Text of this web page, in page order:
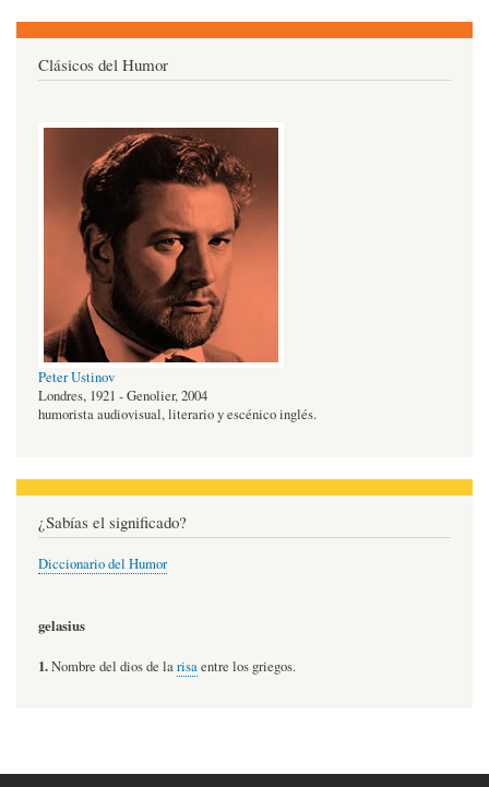
Clásicos del Humor
Peter Ustinov
Londres, 1921 - Genolier, 2004
humorista audiovisual, literario y escénico inglés.
¿Sabías el significado?
Diccionario del Humor
gelasius
1.Nombre del dios de larisaentre los griegos.